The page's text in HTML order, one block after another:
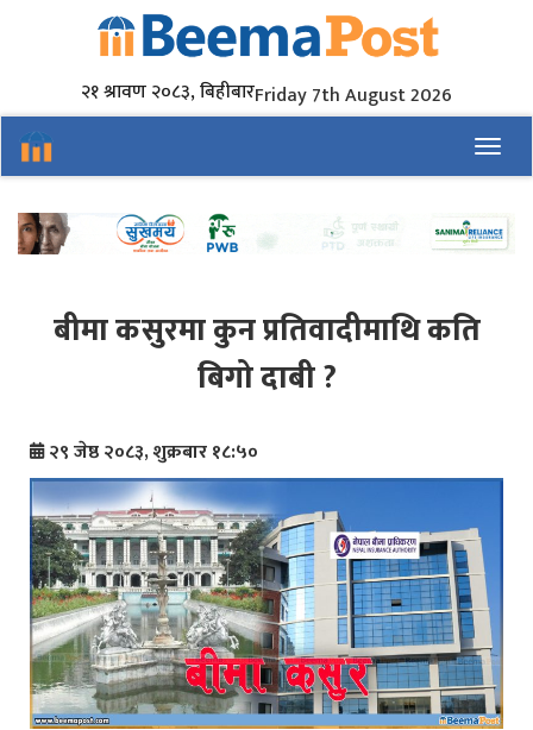
२१ श्रावण २०८३, बिहीबारFriday 7th August 2026
बीमा कसुरमा कुन प्रतिवादीमाथि कति
बिगो दाबी ?
२९ जेष्ठ २०८३, शुक्रबार १८:५०